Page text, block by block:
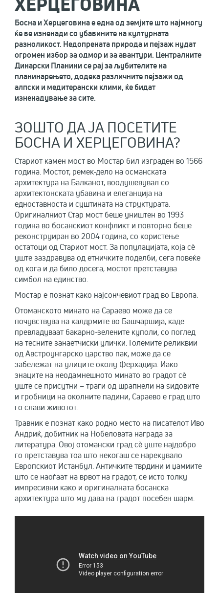
Босна и Херцеговина е една од земјите што најмногу
ќе ве изненади со убавините на културната
разноликост. Недопрената природа и пејзаж нудат
огромен избор за одмор и за авантури. Централните
Динарски Планини се рај за љубителите на
планинарењето, додека различните пејзажи од
алпски и медитерански клими, ќе бидат
изненадување за сите.
ЗОШТО ДА ЈА ПОСЕТИТЕ
БОСНА И ХЕРЦЕГОВИНА?
Стариот камен мост во Мостар бил изграден во 1566
година. Мостот, ремек-дело на османската
архитектура на Балканот, воодушевувал со
архитектонската убавина и елеганција на
едноставноста и суштината на структурата.
Оригиналниот Стар мост беше уништен во 1993
година во босанскиот конфликт и повторно беше
реконструиран во 2004 година, со користење
остатоци од Стариот мост. За популацијата, која сè
уште заздравува од етничките поделби, сега повеќе
од кога и да било досега, мостот претставува
симбол на единство.
Мостар е познат како најсончевиот град во Европа.
Отоманското минато на Сараево може да се
почувствува на калдрмите во Башчаршија, каде
превладуваат бакарно-зелените куполи, со поглед
на тесните занаетчиски улички. Големите реликвии
од Австроунгарско царство пак, може да се
забележат на улиците околу Ферхадија. Иако
знаците на неодамнешното минато во градот сè
уште се присутни – траги од шрапнели на ѕидовите
и гробници на околните падини, Сараево е град што
го слави животот.
Травник е познат како родно место на писателот Иво
Андриќ, добитник на Нобеловата награда за
литература. Овој отомански град сè уште најдобро
го претставува тоа што некогаш се нарекувало
Европскиот Истанбул. Античките тврдини и џамиите
што се наоѓаат на врвот на градот, се исто толку
импресивни како и оригиналната босанска
архитектура што му дава на градот посебен шарм.